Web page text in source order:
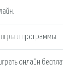
и программы.
онлайн